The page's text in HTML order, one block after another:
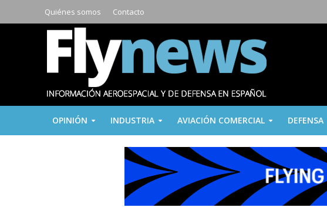
Quiénes somos Contacto
OPINIÓN INDUSTRIA AVIACIÓN COMERCIAL DEFENSA